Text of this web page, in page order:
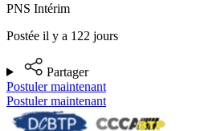
PNS Intérim
Postée il y a 122 jours
Partager
Postuler maintenant
Postuler maintenant